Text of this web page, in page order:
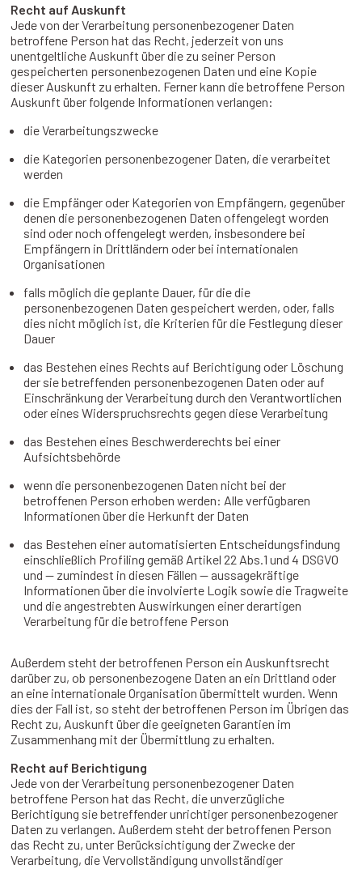
Recht auf Auskunft
Jede von der Verarbeitung personenbezogener Daten
betroffene Person hat das Recht, jederzeit von uns
unentgeltliche Auskunft über die zu seiner Person
gespeicherten personenbezogenen Daten und eine Kopie
dieser Auskunft zu erhalten. Ferner kann die betroffene Person
Auskunft über folgende Informationen verlangen:
die Verarbeitungszwecke
die Kategorien personenbezogener Daten, die verarbeitet
werden
die Empfänger oder Kategorien von Empfängern, gegenüber
denen die personenbezogenen Daten offengelegt worden
sind oder noch offengelegt werden, insbesondere bei
Empfängern in Drittländern oder bei internationalen
Organisationen
falls möglich die geplante Dauer, für die die
personenbezogenen Daten gespeichert werden, oder, falls
dies nicht möglich ist, die Kriterien für die Festlegung dieser
Dauer
das Bestehen eines Rechts auf Berichtigung oder Löschung
der sie betreffenden personenbezogenen Daten oder auf
Einschränkung der Verarbeitung durch den Verantwortlichen
oder eines Widerspruchsrechts gegen diese Verarbeitung
das Bestehen eines Beschwerderechts bei einer
Aufsichtsbehörde
wenn die personenbezogenen Daten nicht bei der
betroffenen Person erhoben werden: Alle verfügbaren
Informationen über die Herkunft der Daten
das Bestehen einer automatisierten Entscheidungsfindung
einschließlich Profiling gemäß Artikel 22 Abs.1 und 4 DSGVO
und — zumindest in diesen Fällen — aussagekräftige
Informationen über die involvierte Logik sowie die Tragweite
und die angestrebten Auswirkungen einer derartigen
Verarbeitung für die betroffene Person
Außerdem steht der betroffenen Person ein Auskunftsrecht
darüber zu, ob personenbezogene Daten an ein Drittland oder
an eine internationale Organisation übermittelt wurden. Wenn
dies der Fall ist, so steht der betroffenen Person im Übrigen das
Recht zu, Auskunft über die geeigneten Garantien im
Zusammenhang mit der Übermittlung zu erhalten.
Recht auf Berichtigung
Jede von der Verarbeitung personenbezogener Daten
betroffene Person hat das Recht, die unverzügliche
Berichtigung sie betreffender unrichtiger personenbezogener
Daten zu verlangen. Außerdem steht der betroffenen Person
das Recht zu, unter Berücksichtigung der Zwecke der
Verarbeitung, die Vervollständigung unvollständiger